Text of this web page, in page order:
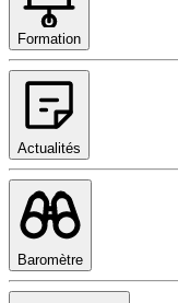
Formation
Actualités
Baromètre